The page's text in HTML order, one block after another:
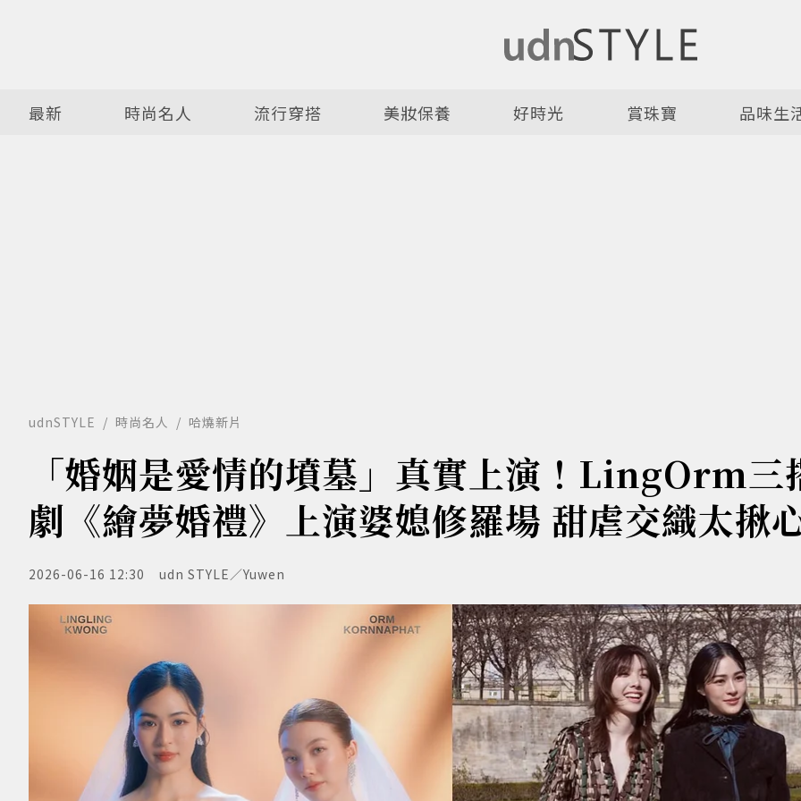
最新 時尚名人 流行穿搭 美妝保養 好時光 賞珠寶 品味生
udnSTYLE 時尚名人 哈燒新片
「婚姻是愛情的墳墓」真實上演！LingOrm三
劇《繪夢婚禮》上演婆媳修羅場 甜虐交織太揪
2026-06-16 12:30 udn STYLE／Yuwen